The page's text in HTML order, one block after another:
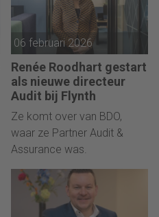
06 februari 2026
Renée Roodhart gestart
als nieuwe directeur
Audit bij Flynth
Ze komt over van BDO,
waar ze Partner Audit &
Assurance was.